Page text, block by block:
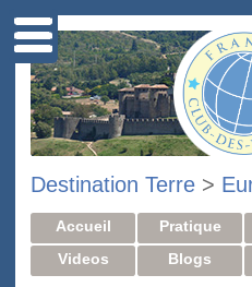
Destination Terre >
Accueil Pratique
Videos
Blogs